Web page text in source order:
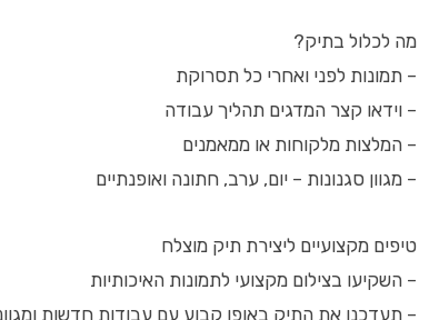
מה לכלול בתיק?
– תמונות לפני ואחרי כל תסרוקת
– וידאו קצר המדגים תהליך עבודה
– המלצות מלקוחות או ממאמנים
– מגוון סגנונות – יום, ערב, חתונה ואופנתיים
טיפים מקצועיים ליצירת תיק מוצלח
– השקיעו בצילום מקצועי לתמונות האיכותיות
– תעדכנו את התיק באופן קבוע עם עבודות חדשות